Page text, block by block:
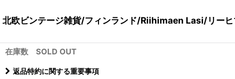
北欧ビンテージ雑貨/フィンランド/Riihimaen Lasi/リ
在庫数 SOLD OUT
返品特約に関する重要事項